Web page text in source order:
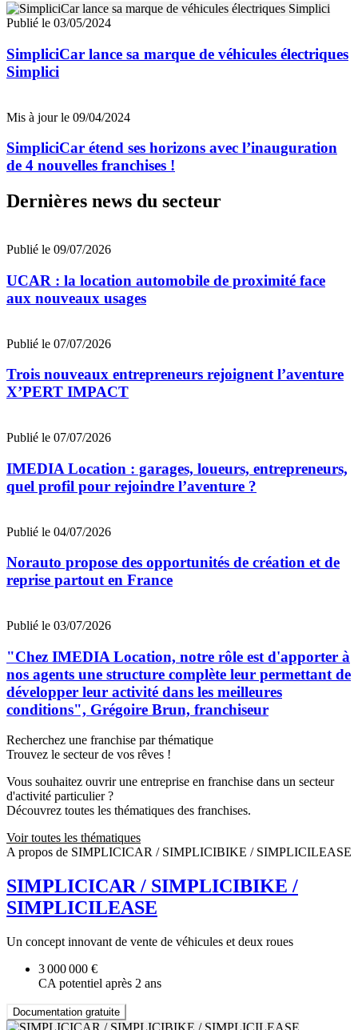
Publié le 03/05/2024
SimpliciCar lance sa marque de véhicules électriques
Simplici
Mis à jour le 09/04/2024
SimpliciCar étend ses horizons avec l’inauguration
de 4 nouvelles franchises !
Dernières news du secteur
Publié le 09/07/2026
UCAR : la location automobile de proximité face
aux nouveaux usages
Publié le 07/07/2026
Trois nouveaux entrepreneurs rejoignent l’aventure
X’PERT IMPACT
Publié le 07/07/2026
IMEDIA Location : garages, loueurs, entrepreneurs,
quel profil pour rejoindre l’aventure ?
Publié le 04/07/2026
Norauto propose des opportunités de création et de
reprise partout en France
Publié le 03/07/2026
"Chez IMEDIA Location, notre rôle est d'apporter à
nos agents une structure complète leur permettant de
développer leur activité dans les meilleures
conditions", Grégoire Brun, franchiseur
Recherchez une franchise par thématique
Trouvez le secteur de vos rêves !
Vous souhaitez ouvrir une entreprise en franchise dans un secteur
d'activité particulier ?
Découvrez toutes les thématiques des franchises.
Voir toutes les thématiques
A propos de SIMPLICICAR / SIMPLICIBIKE / SIMPLICILEASE
SIMPLICICAR / SIMPLICIBIKE /
SIMPLICILEASE
Un concept innovant de vente de véhicules et deux roues
3 000 000 €
CA potentiel après 2 ans
Documentation gratuite